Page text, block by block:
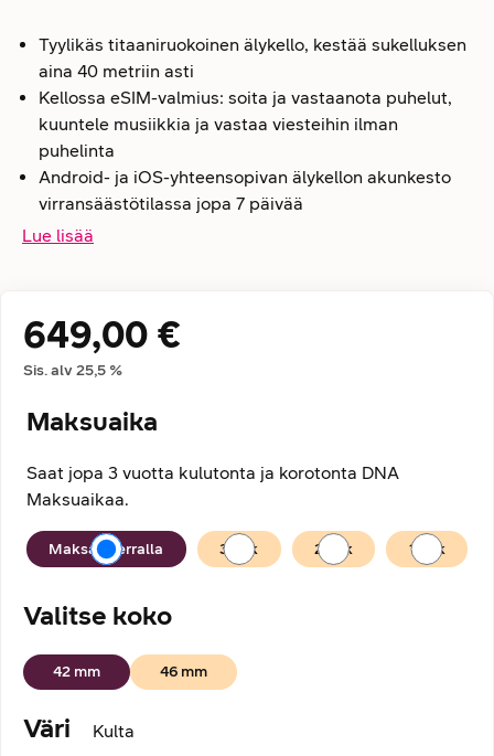
Tyylikäs titaaniruokoinen älykello, kestää sukelluksen
aina 40 metriin asti
Kellossa eSIM-valmius: soita ja vastaanota puhelut,
kuuntele musiikkia ja vastaa viesteihin ilman
puhelinta
Android- ja iOS-yhteensopivan älykellon akunkesto
virransäästötilassa jopa 7 päivää
Lue lisää
Hintatiedot
649,00 €
Sis. alv25,5 %
Maksuaika
Saat jopa 3 vuotta kulutonta ja korotonta DNA
Maksuaikaa.
Maksuaika
Maksan kerralla 36 kk 24 kk 12 kk
Valitse koko
42 mm 46 mm
Väri Kulta